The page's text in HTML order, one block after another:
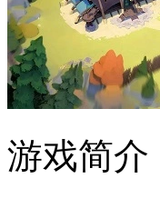
游戏简介